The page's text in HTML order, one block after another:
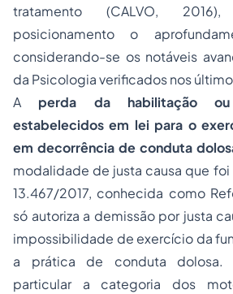
tratamento (CALVO,
posicionamento o
considerando-se os notáveis
da Psicologia verificados nos
A perda da habilitação
estabelecidos em lei para o
em decorrência de conduta
modalidade de justa causa que foi
13.467/2017, conhecida como
só autoriza a demissão por justa
impossibilidade de exercício da
a prática de conduta dolosa.
particular a categoria dos